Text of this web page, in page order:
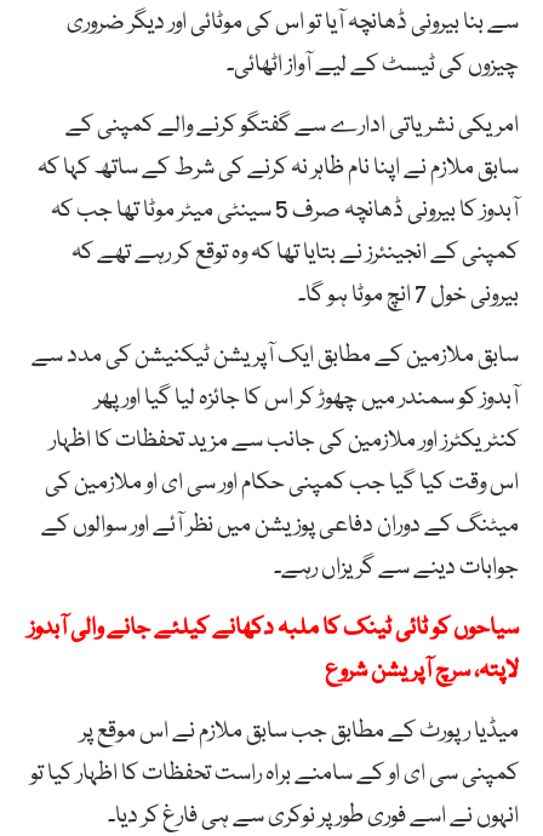
سے بنا بیرونی ڈھانچہ آیا تو اس کی موٹائی اور دیگر ضروری
چیزوں کی ٹیسٹ کے لیے آواز اٹھائی۔
امریکی نشریاتی ادارے سے گفتگو کرنے والے کمپنی کے
سابق ملازم نے اپنا نام ظاہر نہ کرنے کی شرط کے ساتھ کہا کہ
آبدوز کا بیرونی ڈھانچہ صرف 5 سینٹی میٹر موٹا تھا جب کہ
کمپنی کے انجینئرز نے بتایا تھا کہ وہ توقع کر رہے تھے کہ
بیرونی خول 7 انچ موٹا ہو گا۔
سابق ملازمین کے مطابق ایک آپریشن ٹیکنیشن کی مدد سے
آبدوز کو سمندر میں چھوڑ کر اس کا جائزہ لیا گیا اور پھر
کنٹریکٹرز اور ملازمین کی جانب سے مزید تحفظات کا اظہار
اس وقت کیا گیا جب کمپنی حکام اور سی ای او ملازمین کی
میٹنگ کے دوران دفاعی پوزیشن میں نظر آئے اور سوالوں کے
جوابات دینے سے گریزاں رہے۔
سیاحوں کو ٹائی ٹینک کا ملبہ دکھانے کیلئے جانے والی آبدوز
لاپتہ، سرچ آپریشن شروع
میڈیا رپورٹ کے مطابق جب سابق ملازم نے اس موقع پر
کمپنی سی ای او کے سامنے براہ راست تحفظات کا اظہار کیا تو
انہوں نے اسے فوری طور پر نوکری سے ہی فارغ کر دیا۔